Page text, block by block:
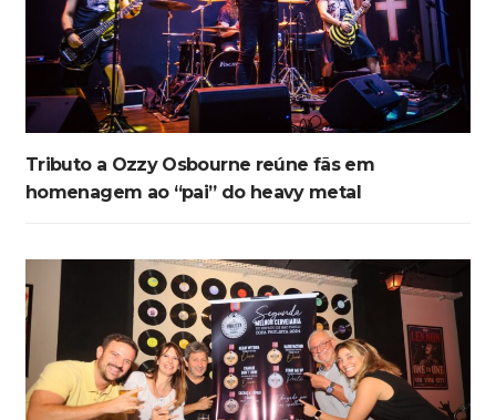
Tributo a Ozzy Osbourne reúne fãs em
homenagem ao “pai” do heavy metal